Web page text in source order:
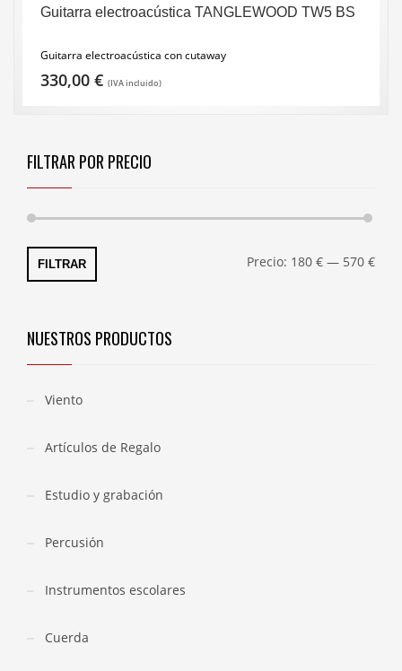
Guitarra electroacústica TANGLEWOOD TW5 BS
Guitarra electroacústica con cutaway
330,00 € (IVA incluido)
FILTRAR POR PRECIO
FILTRAR Precio: 180 € — 570 €
NUESTROS PRODUCTOS
Viento
Artículos de Regalo
Estudio y grabación
Percusión
Instrumentos escolares
Cuerda